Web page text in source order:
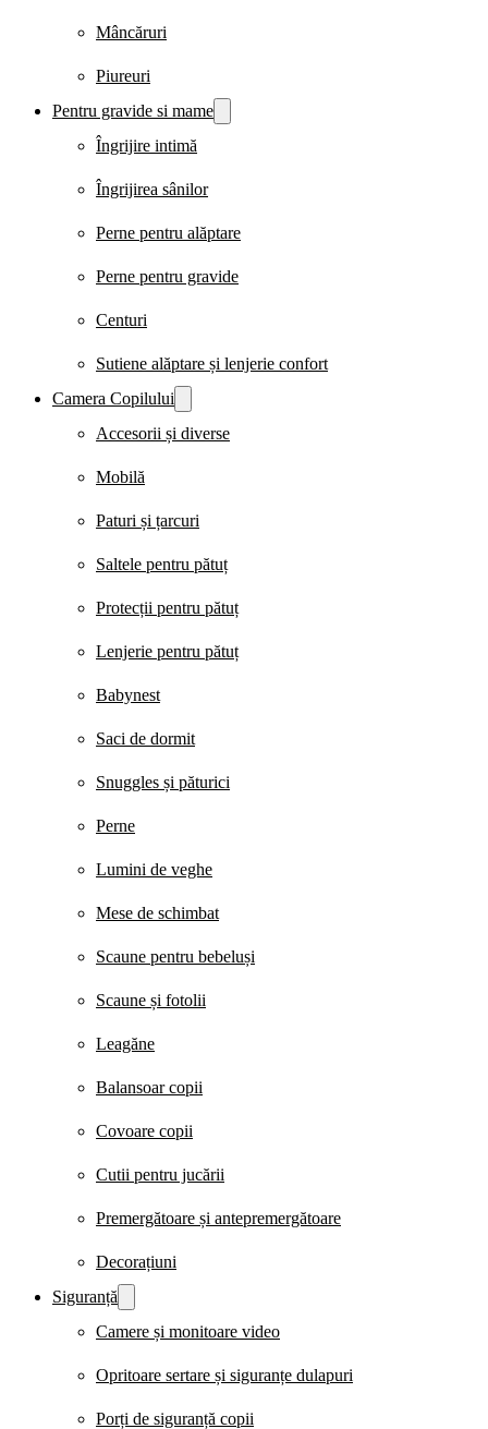
Mâncăruri
Piureuri
Pentru gravide si mame
Îngrijire intimă
Îngrijirea sânilor
Perne pentru alăptare
Perne pentru gravide
Centuri
Sutiene alăptare și lenjerie confort
Camera Copilului
Accesorii și diverse
Mobilă
Paturi și țarcuri
Saltele pentru pătuț
Protecții pentru pătuț
Lenjerie pentru pătuț
Babynest
Saci de dormit
Snuggles și păturici
Perne
Lumini de veghe
Mese de schimbat
Scaune pentru bebeluși
Scaune și fotolii
Leagăne
Balansoar copii
Covoare copii
Cutii pentru jucării
Premergătoare și antepremergătoare
Decorațiuni
Siguranță
Camere și monitoare video
Opritoare sertare și siguranțe dulapuri
Porți de siguranță copii